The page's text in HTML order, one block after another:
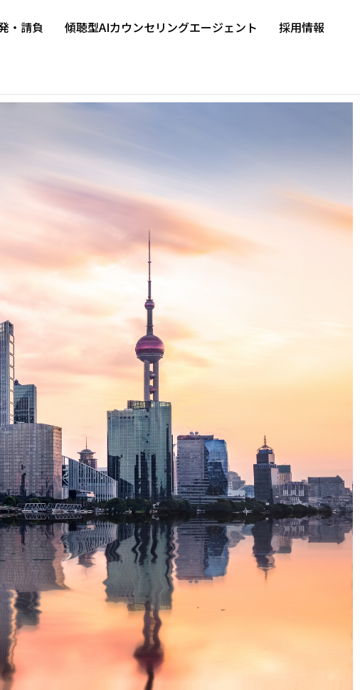
・請負 傾聴型AIカウンセリングエージェント 採用情報